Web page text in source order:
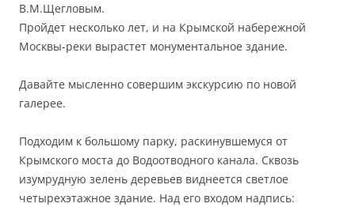
В.М.Щегловым.
Пройдет несколько лет, и на Крымской набережной
Москвы-реки вырастет монументальное здание.
Давайте мысленно совершим экскурсию по новой
галерее.
Подходим к большому парку, раскинувшемуся от
Крымского моста до Водоотводного канала. Сквозь
изумрудную зелень деревьев виднеется светлое
четырехэтажное здание. Над его входом надпись: